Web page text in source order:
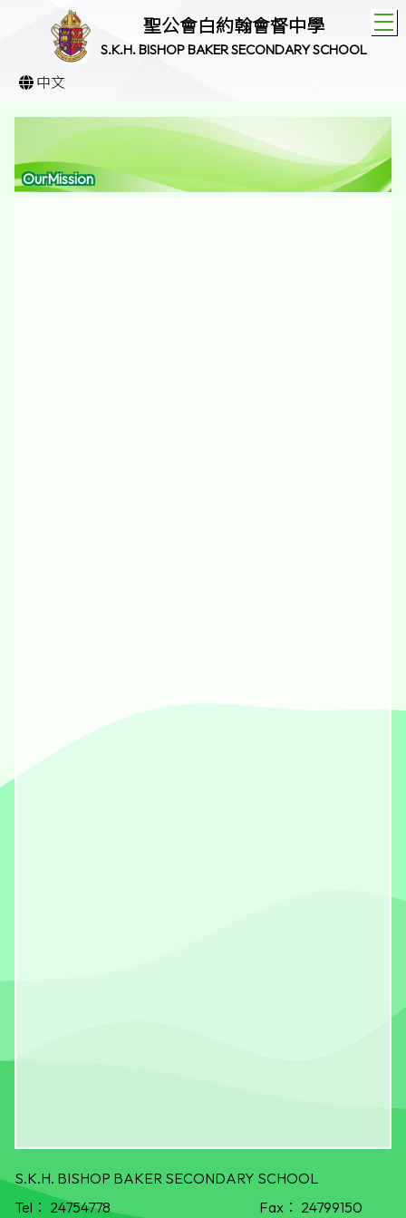
聖公會白約翰會督中學
S.K.H. BISHOP BAKER SECONDARY SCHOOL
中文
OurMission
S.K.H. BISHOP BAKER SECONDARY SCHOOL
Tel： 24754778 Fax： 24799150